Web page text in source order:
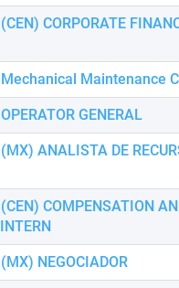
(CEN) CORPORATE
Mechanical Maintenance
OPERATOR GENERAL
(MX) ANALISTA DE
(CEN) COMPENSATION
INTERN
(MX) NEGOCIADOR